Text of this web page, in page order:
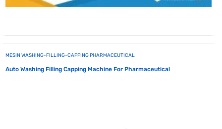
MESIN WASHING-FILLING-CAPPING PHARMACEUTICAL
Auto Washing Filling Capping Machine For Pharmaceutical